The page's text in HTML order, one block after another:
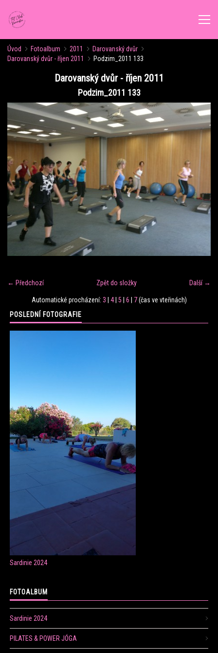
ÚVOD
ROZVRH CVIČENÍ
KALENDÁŘ AKCÍ
FORMY CVIČENÍ
VÝŽIVOVÉ PORADENSTVÍ
FITNESS TRÉNINK
FIT CLUB VERONIKA
CENÍK
ONLINE LEKCE CVIČENÍ
Úvod Fotoalbum 2011
Darovanský dvůr
Darovanský dvůr - říjen 2011
Podzim_2011 133
Darovanský dvůr - říjen 2011
Podzim_2011 133
← Předchozí Další →
Zpět do složky
Automatické procházení: 3 | 4| 5 | 6 | 7(čas ve vteřinách)
POSLEDNÍ FOTOGRAFIE
Sardinie 2024
FOTOALBUM
Sardinie 2024
PILATES & POWER JÓGA